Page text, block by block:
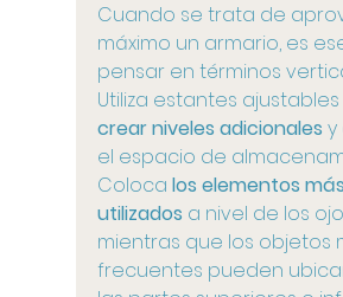
Cuando se trata de
máximo un armario, es
pensar en términos
Utiliza estantes ajustables
crear niveles adicionales y
el espacio de
Coloca los elementos más
utilizados a nivel de los
mientras que los objetos
frecuentes pueden